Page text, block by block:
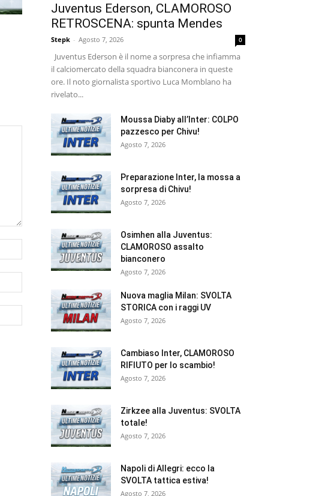
Juventus Ederson, CLAMOROSO
RETROSCENA: spunta Mendes
Stepk - Agosto 7, 2026 0
Juventus Ederson è il nome a sorpresa che infiamma
il calciomercato della squadra bianconera in queste
ore. Il noto giornalista sportivo Luca Momblano ha
rivelato...
Moussa Diaby all’Inter: COLPO
pazzesco per Chivu!
Agosto 7, 2026
Preparazione Inter, la mossa a
sorpresa di Chivu!
Agosto 7, 2026
Osimhen alla Juventus:
CLAMOROSO assalto
bianconero
Agosto 7, 2026
Nuova maglia Milan: SVOLTA
STORICA con i raggi UV
Agosto 7, 2026
Cambiaso Inter, CLAMOROSO
RIFIUTO per lo scambio!
Agosto 7, 2026
Zirkzee alla Juventus: SVOLTA
totale!
Agosto 7, 2026
Napoli di Allegri: ecco la
SVOLTA tattica estiva!
Agosto 7, 2026